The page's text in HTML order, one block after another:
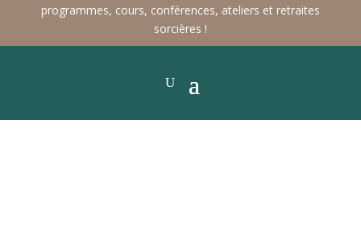
programmes, cours, conférences, ateliers et retraites
sorcières !